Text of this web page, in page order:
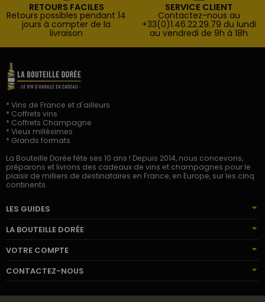
RETOURS FACILES
Retours possibles pendant 14
jours à compter de la
livraison
SERVICE CLIENT
Contactez-nous au
+33(0)1.46.22.29.79 du lundi
au vendredi de 9h à 18h
* Vins de France et d'ailleurs
* Coffrets vins
* Coffrets Champagne
* Vieux millésimes
* Grands formats
La Bouteille Dorée fête ses 10 ans ! Depuis 2014, nous concevons,
préparons et livrons des cadeaux de vins et champagnes pour le
plaisir de milliers de destinataires en France, en Europe, sur les cinq
continents.
LES GUIDES
LA BOUTEILLE DORÉE
VOTRE COMPTE
CONTACTEZ-NOUS